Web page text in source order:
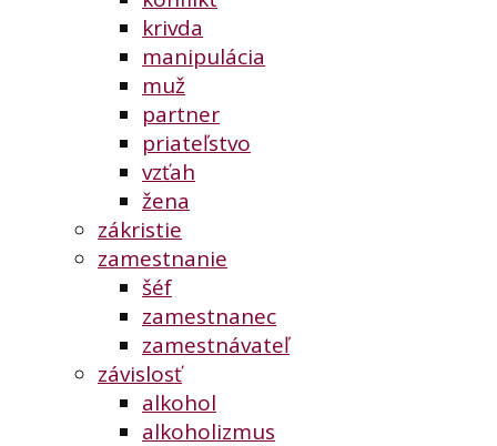
krivda
manipulácia
muž
partner
priateľstvo
vzťah
žena
zákristie
zamestnanie
šéf
zamestnanec
zamestnávateľ
závislosť
alkohol
alkoholizmus